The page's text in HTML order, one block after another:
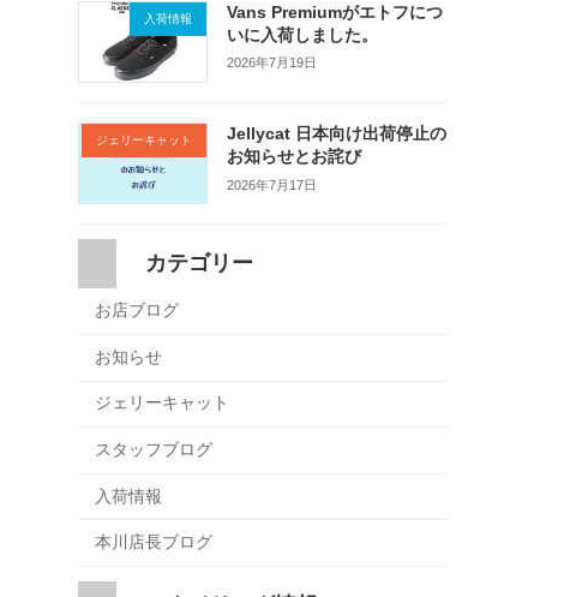
入荷情報
Vans Premiumがエトフにつ
いに入荷しました。
2026年7月19日
ジェリーキャット
Jellycat 日本向け出荷停止の
お知らせとお詫び
2026年7月17日
カテゴリー
お店ブログ
お知らせ
ジェリーキャット
スタッフブログ
入荷情報
本川店長ブログ